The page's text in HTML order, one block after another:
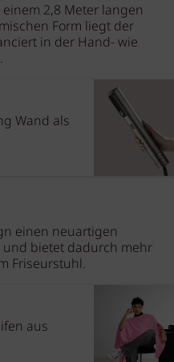
2,8 Meter langen
Form liegt der
in der Hand- wie
Wand als
einen neuartigen
bietet dadurch mehr
Friseurstuhl.
aus